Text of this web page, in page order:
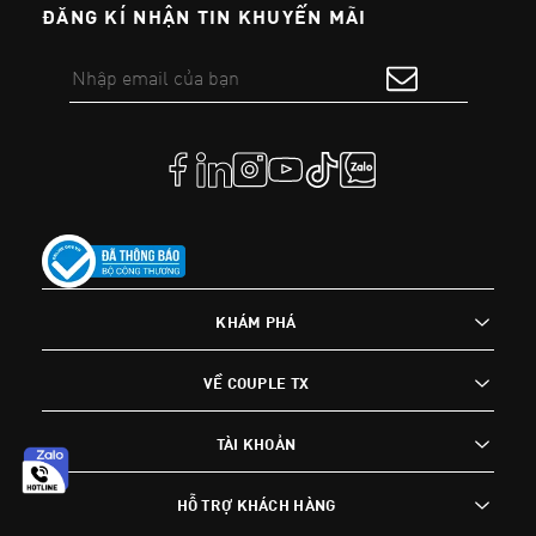
ĐĂNG KÍ NHẬN TIN KHUYẾN MÃI
KHÁM PHÁ
VỀ COUPLE TX
TÀI KHOẢN
HỖ TRỢ KHÁCH HÀNG